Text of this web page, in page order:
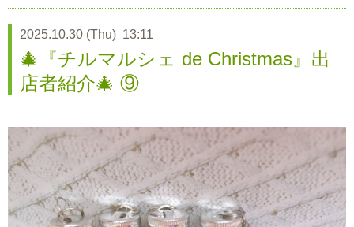
2025.10.30 (Thu) 13:11
🎄『チルマルシェ de Christmas』出
店者紹介🎄 ⑨